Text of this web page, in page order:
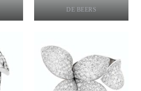
DE BEERS